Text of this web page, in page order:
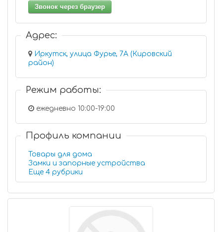
Звонок через браузер
Адрес:
Иркутск, улица Фурье, 7А (Кировский
район)
Режим работы:
ежедневно 10:00-19:00
Профиль компании
Товары для дома
Замки и запорные устройства
Еще 4 рубрики